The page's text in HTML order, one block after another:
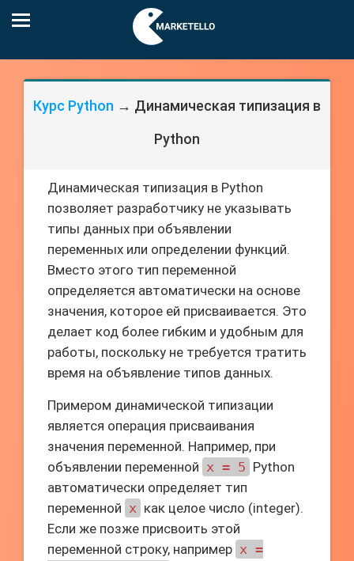
Курс Python → Динамическая типизация в
Python
Динамическая типизация в Python
позволяет разработчику не указывать
типы данных при объявлении
переменных или определении функций.
Вместо этого тип переменной
определяется автоматически на основе
значения, которое ей присваивается. Это
делает код более гибким и удобным для
работы, поскольку не требуется тратить
время на объявление типов данных.
Примером динамической типизации
является операция присваивания
значения переменной. Например, при
объявлении переменной x = 5 Python
автоматически определяет тип
переменной x как целое число (integer).
Если же позже присвоить этой
переменной строку, например x =